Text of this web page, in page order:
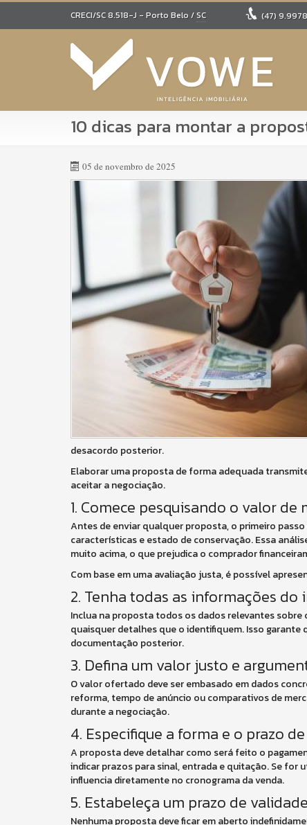
CRECI/SC 8.518-J - Porto Belo /SC (47)
10 dicas para montar a
05 de novembro de 2025
desacordo posterior.
Elaborar uma proposta de forma adequada
aceitar a negociação.
1. Comece pesquisando o valor de
Antes de enviar qualquer proposta, o primeiro
características e estado de conservação. Essa
muito acima, o que prejudica o comprador
Com base em uma avaliação justa, é possível
2. Tenha todas as informações do
Inclua na proposta todos os dados relevantes
quaisquer detalhes que o identifiquem. Isso
documentação posterior.
3. Defina um valor justo e
O valor ofertado deve ser embasado em dados
reforma, tempo de anúncio ou comparativos de
durante a negociação.
4. Especifique a forma e o prazo
A proposta deve detalhar como será feito o
indicar prazos para sinal, entrada e quitação. Se for
influencia diretamente no cronograma da venda.
5. Estabeleça um prazo de
Nenhuma proposta deve ficar em aberto